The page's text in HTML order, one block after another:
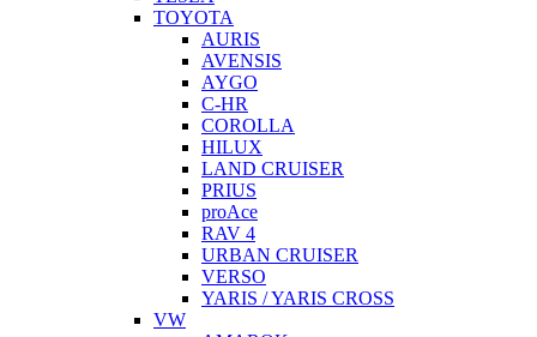
TOYOTA
AURIS
AVENSIS
AYGO
C-HR
COROLLA
HILUX
LAND CRUISER
PRIUS
proAce
RAV 4
URBAN CRUISER
VERSO
YARIS / YARIS CROSS
VW